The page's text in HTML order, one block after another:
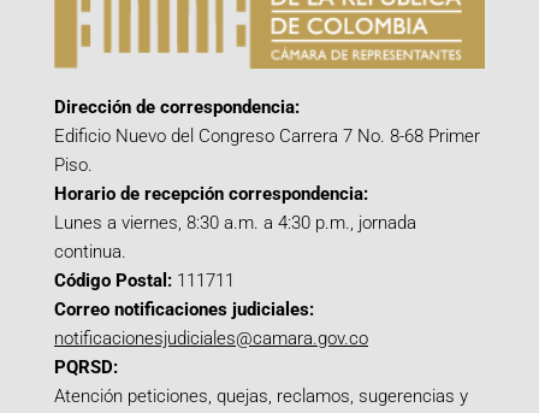
Dirección de correspondencia:
Edificio Nuevo del Congreso Carrera 7 No. 8-68 Primer
Piso.
Horario de recepción correspondencia:
Lunes a viernes, 8:30 a.m. a 4:30 p.m., jornada
continua.
Código Postal: 111711
Correo notificaciones judiciales:
notificacionesjudiciales@camara.gov.co
PQRSD:
Atención peticiones, quejas, reclamos, sugerencias y